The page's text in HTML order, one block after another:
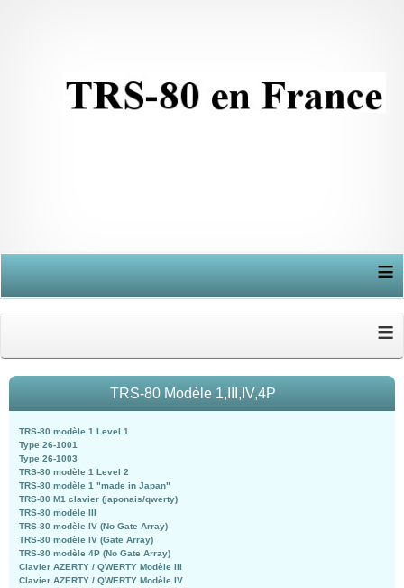
≡
≡
TRS-80 Modèle 1,III,IV,4P
TRS-80 modèle 1 Level 1
Type 26-1001
Type 26-1003
TRS-80 modèle 1 Level 2
TRS-80 modèle 1 "made in Japan"
TRS-80 M1 clavier (japonais/qwerty)
TRS-80 modèle III
TRS-80 modèle IV (No Gate Array)
TRS-80 modèle IV (Gate Array)
TRS-80 modèle 4P (No Gate Array)
Clavier AZERTY / QWERTY Modèle III
Clavier AZERTY / QWERTY Modèle IV